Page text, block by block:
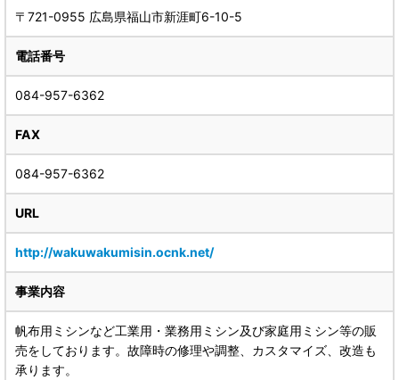
〒721-0955 広島県福山市新涯町6-10-5
電話番号
084-957-6362
FAX
084-957-6362
URL
http://wakuwakumisin.ocnk.net/
事業内容
帆布用ミシンなど工業用・業務用ミシン及び家庭用ミシン等の販
売をしております。故障時の修理や調整、カスタマイズ、改造も
承ります。